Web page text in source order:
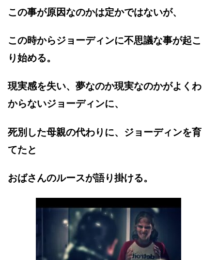
この事が原因なのかは定かではないが、
この時からジョーディンに不思議な事が起こ
り始める。
現実感を失い、夢なのか現実なのかがよくわ
からないジョーディンに、
死別した母親の代わりに、ジョーディンを育
てたと
おばさんのルースが語り掛ける。